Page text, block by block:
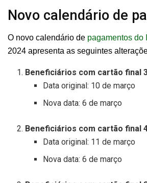
Novo calendário de
O novo calendário de pagamentos do
2024 apresenta as seguintes
Beneficiários com cartão final
Data original: 10 de março
Nova data: 6 de março
Beneficiários com cartão final
Data original: 11 de março
Nova data: 6 de março